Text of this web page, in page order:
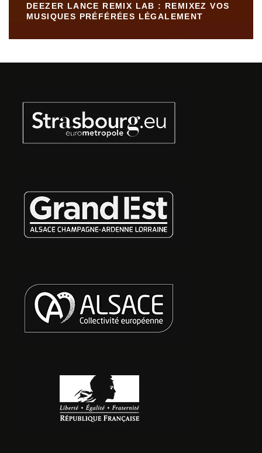
DEEZER LANCE REMIX LAB : REMIXEZ VOS
MUSIQUES PRÉFÉRÉES LÉGALEMENT